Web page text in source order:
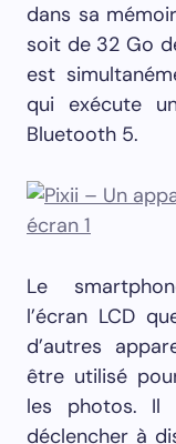
dans sa
soit de 32 Go
est
qui exécute
Bluetooth 5.
Le
l’écran LCD
d’autres
être utilisé
les photos. Il
déclencher à